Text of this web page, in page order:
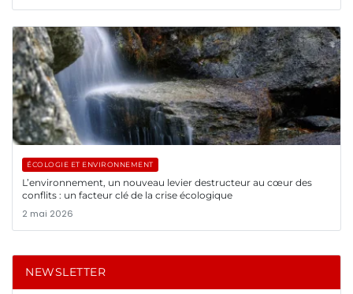
ÉCOLOGIE ET ENVIRONNEMENT
L’environnement, un nouveau levier destructeur au cœur des
conflits : un facteur clé de la crise écologique
2 mai 2026
NEWSLETTER